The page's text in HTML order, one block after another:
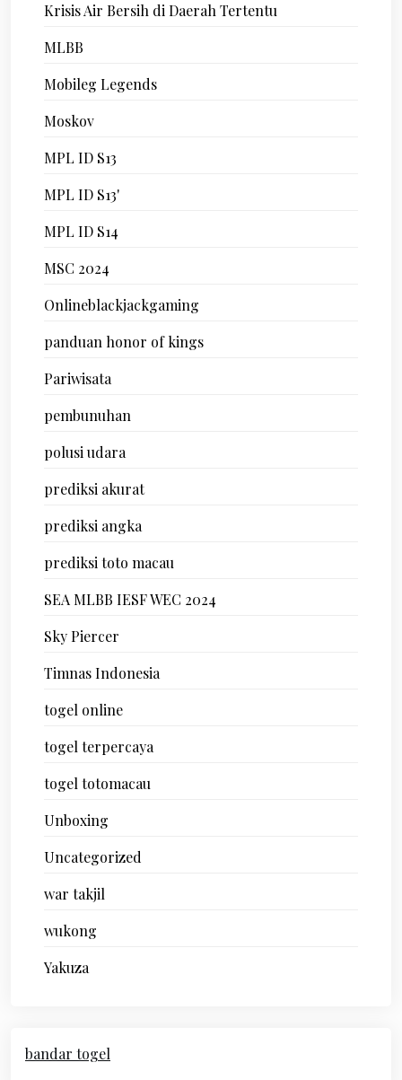
Krisis Air Bersih di Daerah Tertentu
MLBB
Mobileg Legends
Moskov
MPL ID S13
MPL ID S13'
MPL ID S14
MSC 2024
Onlineblackjackgaming
panduan honor of kings
Pariwisata
pembunuhan
polusi udara
prediksi akurat
prediksi angka
prediksi toto macau
SEA MLBB IESF WEC 2024
Sky Piercer
Timnas Indonesia
togel online
togel terpercaya
togel totomacau
Unboxing
Uncategorized
war takjil
wukong
Yakuza
bandar togel